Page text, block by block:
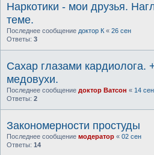
Наркотики - мои друзья.
теме.
Последнее сообщение доктор К « 26 сен
Ответы: 3
Сахар глазами кардиолога.
медовухи.
Последнее сообщение доктор Ватсон « 14 сен
Ответы: 2
Закономерности простуды
Последнее сообщение модератор « 02 сен
Ответы: 14